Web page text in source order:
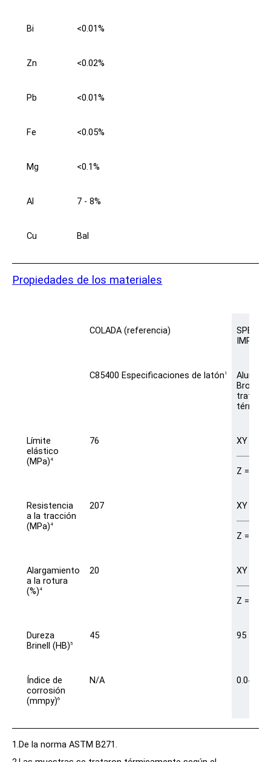
Bi <0.01%
Zn <0.02%
Pb <0.01%
Fe <0.05%
Mg <0.1%
Al 7 - 8%
Cu Bal
Propiedades de los materiales
COLADA (referencia)
SPEE3D
C85400 Especificaciones de latón 1
Aluminio
Bronce
tratado
Límite
elástico
(MPa)4
76 XY =
Z = 165
Resistencia
a la tracción
(MPa)4
207 XY =
Z = 300
Alargamiento
a la rotura
(%)4
20 XY = 16
Z = 9
Dureza
Brinell (HB)5
45 95
Índice de
corrosión
(mmpy)6
N/A 0.048
1.De la norma ASTM B271.